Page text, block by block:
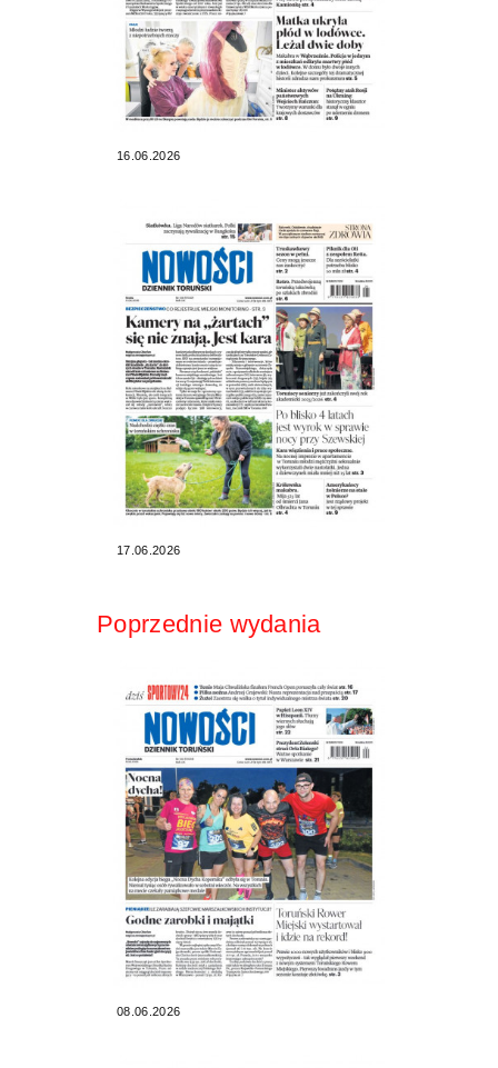
16.06.2026
17.06.2026
Poprzednie wydania
08.06.2026